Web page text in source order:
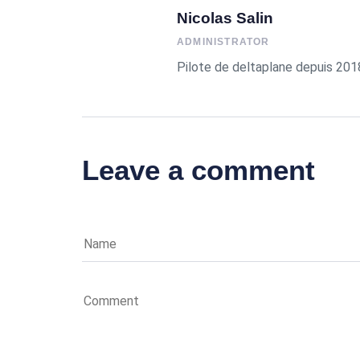
Nicolas Salin
ADMINISTRATOR
Pilote de deltaplane depuis
Leave a comment